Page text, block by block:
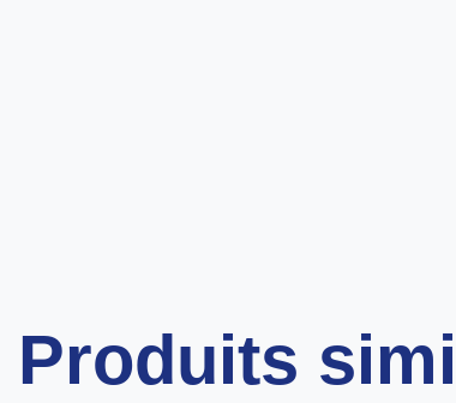
Produits